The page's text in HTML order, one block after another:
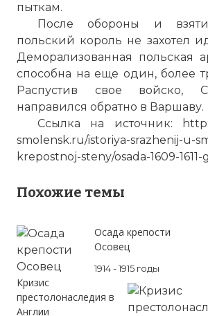
пыткам.
После обороны и
польский король не захотел
Деморализованная польская
способна на еще один, более
Распустив свое войско,
направился обратно в Варшаву.
Ссылка на источник:
smolensk.ru/istoriya-srazhenij-u-
krepostnoj-steny/osada-1609-1611-
Похожие темы
Осада крепости
Осовец
1914 - 1915 годы
Кризис
престолонаследия в
Англии